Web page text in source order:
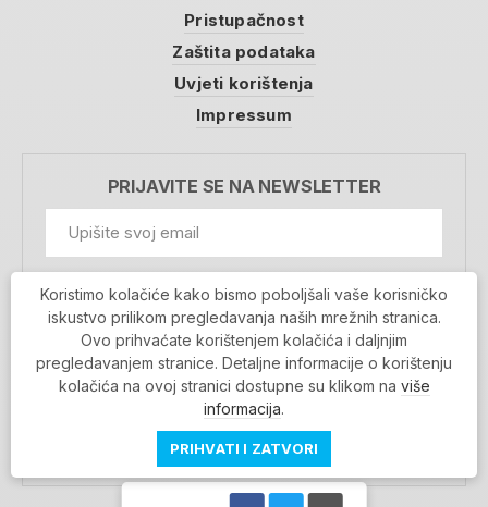
Pristupačnost
Zaštita podataka
Uvjeti korištenja
Impressum
PRIJAVITE SE NA NEWSLETTER
Prihvaćam da se moji podaci spremaju u bazu
podataka i koriste u svrhu slanja MojaRijeka
newslettera
MOJARIJEKA NEWSLETTER
PRIJAVI SE
Koristimo kolačiće kako bismo poboljšali vaše korisničko
iskustvo prilikom pregledavanja naših mrežnih stranica.
Ovo prihvaćate korištenjem kolačića i daljnjim
pregledavanjem stranice. Detaljne informacije o korištenju
kolačića na ovoj stranici dostupne su klikom na više
informacija.
PRIHVATI I ZATVORI